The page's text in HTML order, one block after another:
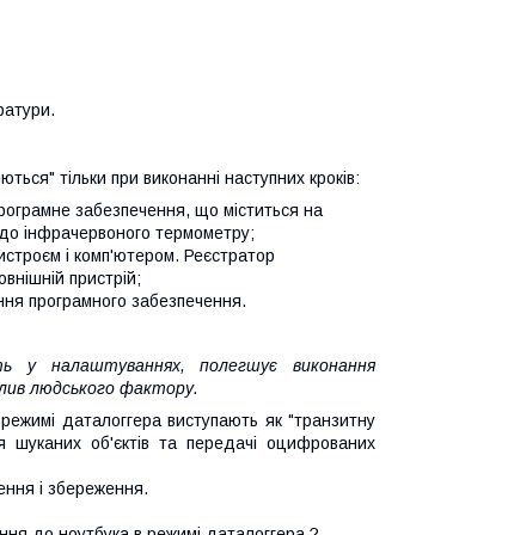
тільки при виконанні наступних кроків:
забезпечення, що міститься на
інфрачервоного термометру;
і комп'ютером. Реєстратор
пристрій;
програмного забезпечення.
у налаштуваннях, полегшує виконання
людського фактору.
даталоггера виступають як "транзитну
шуканих об'єктів та передачі оцифрованих
і збереження.